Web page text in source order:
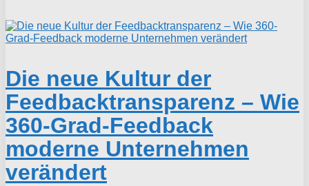
Die neue Kultur der
Feedbacktransparenz – Wie
360-Grad-Feedback
moderne Unternehmen
verändert